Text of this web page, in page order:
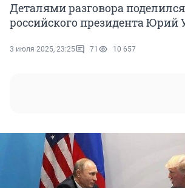
Деталями разговора
российского президента Юрий
3 июля 2025, 23:25 71 10 657